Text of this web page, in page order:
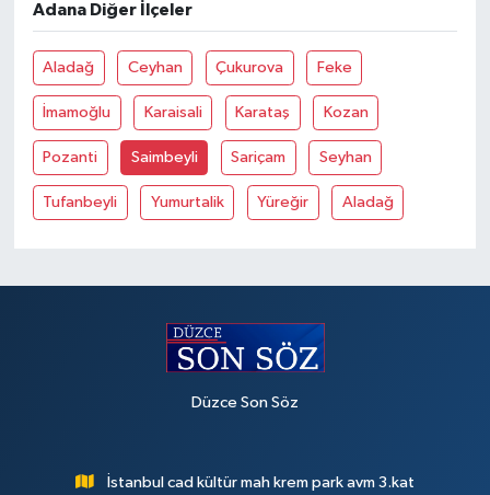
Adana Diğer İlçeler
Aladağ Ceyhan Çukurova Feke
İmamoğlu Karaisali Karataş Kozan
Pozanti Saimbeyli Sariçam Seyhan
Tufanbeyli Yumurtalik Yüreğir Aladağ
Düzce Son Söz
İstanbul cad kültür mah krem park avm 3.kat